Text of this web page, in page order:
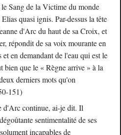
Sang de la Victime du monde
quasi ignis. Par-dessus la tête
d'Arc du haut de sa Croix, et
répondit de sa voix mourante en
en demandant de l'eau qui est le
bien que le « Règne arrive » à la
derniers mots qu'on
151)
d'Arc continue, ai-je dit. Il
sentimentalité de ses
incapables de